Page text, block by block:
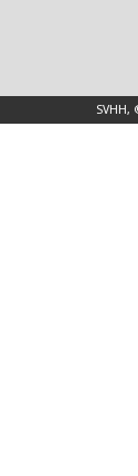
SVHH,